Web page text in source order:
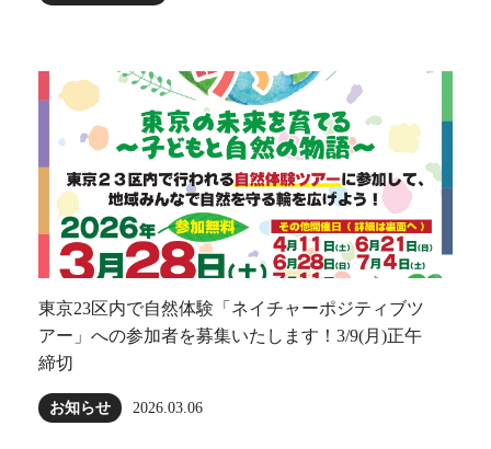
東京23区内で自然体験「ネイチャーポジティブツ
アー」への参加者を募集いたします！3/9(月)正午
締切
お知らせ 2026.03.06